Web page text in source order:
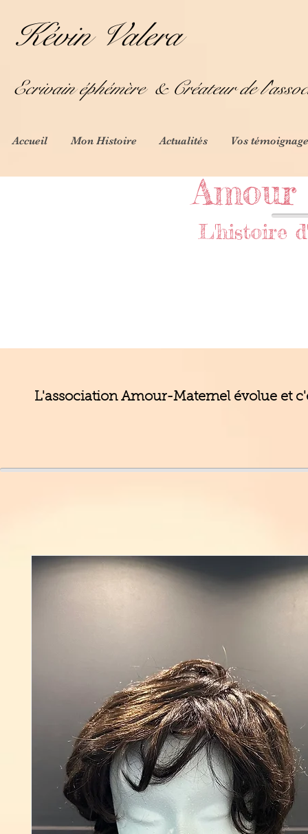
Kévin Valera
Ecrivain éphémère & Créateur de
Accueil Mon Histoire Actualités Vos
L'histoire
L'association Amour-Maternel évolue et